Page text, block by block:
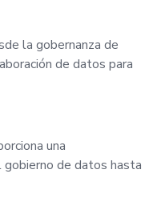
como
la gobernanza de
de datos para
una
de datos hasta